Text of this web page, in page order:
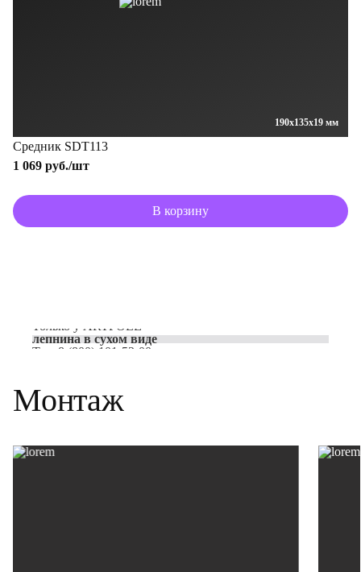
190x135x19 мм
Средник SDT113
1 069 руб./шт
В корзину
Только у ARTPOLE
лепнина в сухом виде
Тел: 8 (800) 101-53-00
Монтаж